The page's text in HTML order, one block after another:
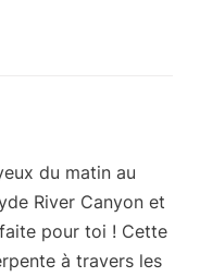
du matin au
River Canyon et
pour toi ! Cette
à travers les